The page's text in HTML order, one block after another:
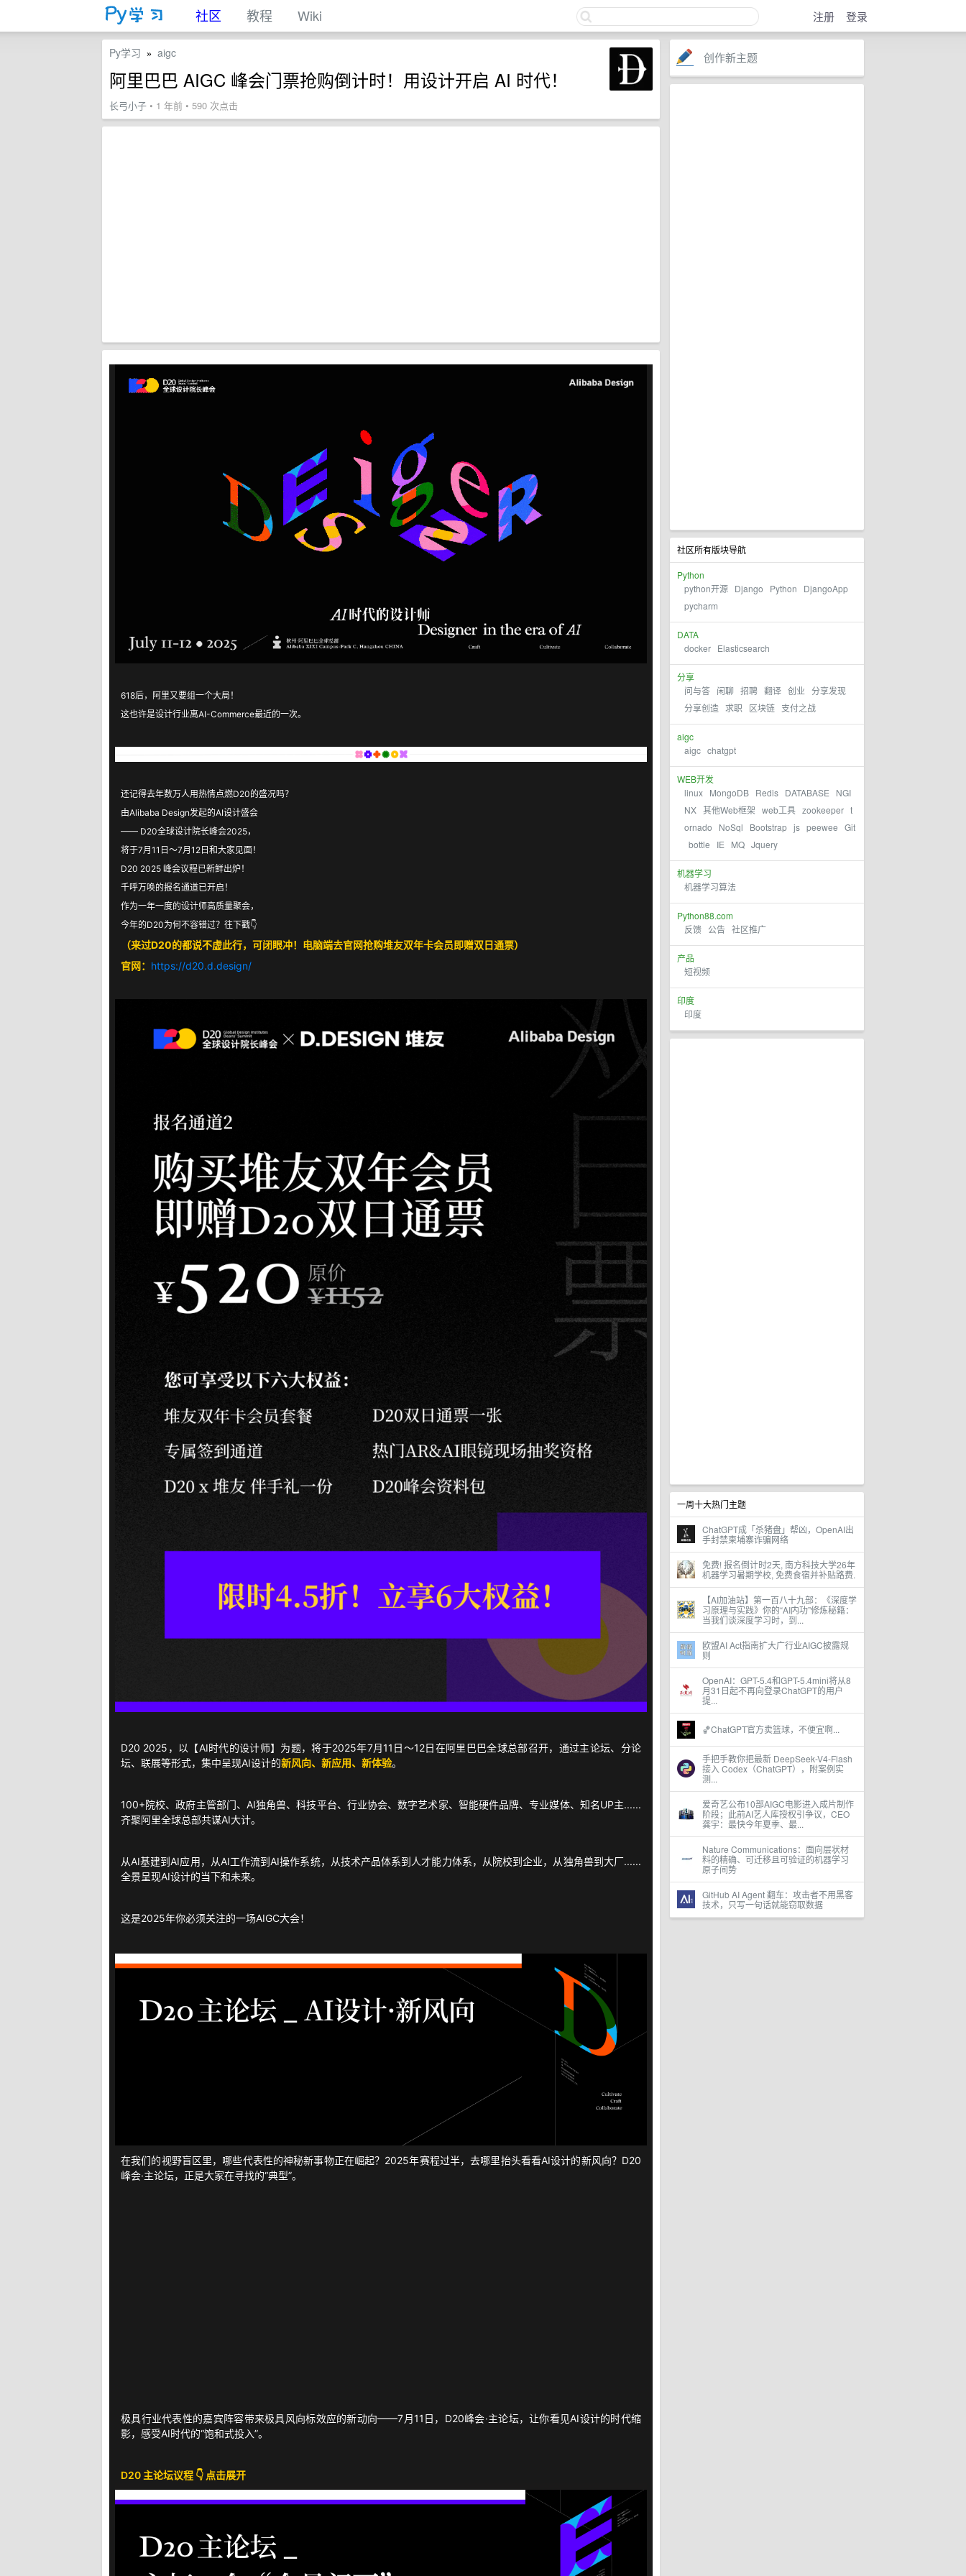
社区 教程 Wiki 注册 登录
创作新主题
社区所有版块导航
Python
python开源 Django Python
DjangoApp
pycharm
DATA
docker Elasticsearch
分享
问与答 闲聊 招聘 翻译 创业 分享发现
分享创造 求职 区块链 支付之战
aigc
aigc chatgpt
WEB开发
linux MongoDB Redis DATABASE
NGI
NX 其他Web框架 web工具 zookeeper t
ornado
NoSql Bootstrap js peewee Git
bottle
IE MQ Jquery
机器学习
机器学习算法
Python88.com
反馈 公告 社区推广
产品
短视频
印度
印度
一周十大热门主题
ChatGPT成「杀猪盘」帮凶，OpenAI出
手封禁柬埔寨诈骗网络
免费! 报名倒计时2天, 南方科技大学26年
机器学习暑期学校, 免费食宿并补贴路费.
【AI加油站】第一百八十九部：《深度学
习原理与实践》你的“AI内功”修炼秘籍：
当我们谈深度学习时，到...
欧盟AI Act指南扩大广行业AIGC披露规
则
OpenAI：GPT-5.4和GPT-5.4mini将从8
月31日起不再向登录ChatGPT的用户
提...
🏀ChatGPT官方卖篮球，不便宜啊...
手把手教你把最新 DeepSeek-V4-Flash
接入 Codex（ChatGPT），附案例实
测...
爱奇艺公布10部AIGC电影进入成片制作
阶段；此前AI艺人库授权引争议，CEO
龚宇：最快今年夏季、最...
Nature Communications：面向层状材
料的精确、可迁移且可验证的机器学习
原子间势
GitHub AI Agent 翻车：攻击者不用黑客
技术，只写一句话就能窃取数据
Py学习 » aigc
阿里巴巴 AIGC 峰会门票抢购倒计时！用设计开启 AI 时代！
长弓小子 • 1 年前 • 590 次点击
618后，阿里又要组一个大局！
这也许是设计行业离AI-Commerce最近的一次。
还记得去年数万人用热情点燃D20的盛况吗？
由Alibaba Design发起的AI设计盛会
—— D20全球设计院长峰会2025，
将于7月11日～7月12日和大家见面！
D20 2025 峰会议程已新鲜出炉！
千呼万唤的报名通道已开启！
作为一年一度的设计师高质量聚会，
今年的D20为何不容错过？往下戳👇
（来过D20的都说不虚此行，可闭眼冲！电脑端去官网抢购堆友双年卡会员即赠双日通票）
官网： https://d20.d.design/
D20 2025，以【AI时代的设计师】为题，将于2025年7月11日～12日在阿里巴巴全球总部召开，通过主论坛、分论
坛、联展等形式，集中呈现AI设计的新风向、新应用、新体验。
100+院校、政府主管部门、AI独角兽、科技平台、行业协会、数字艺术家、智能硬件品牌、专业媒体、知名UP主......
齐聚阿里全球总部共谋AI大计。
从AI基建到AI应用，从AI工作流到AI操作系统，从技术产品体系到人才能力体系，从院校到企业，从独角兽到大厂......
全景呈现AI设计的当下和未来。
这是2025年你必须关注的一场AIGC大会！
在我们的视野盲区里，哪些代表性的神秘新事物正在崛起？2025年赛程过半，去哪里抬头看看AI设计的新风向？D20
峰会·主论坛，正是大家在寻找的“典型”。
极具行业代表性的嘉宾阵容带来极具风向标效应的新动向——7月11日，D20峰会·主论坛，让你看见AI设计的时代缩
影，感受AI时代的“饱和式投入”。
D20 主论坛议程 👇 点击展开